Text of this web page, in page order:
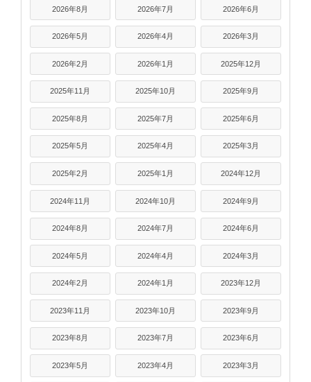
2026年8月 2026年7月 2026年6月
2026年5月 2026年4月 2026年3月
2026年2月 2026年1月 2025年12月
2025年11月 2025年10月 2025年9月
2025年8月 2025年7月 2025年6月
2025年5月 2025年4月 2025年3月
2025年2月 2025年1月 2024年12月
2024年11月 2024年10月 2024年9月
2024年8月 2024年7月 2024年6月
2024年5月 2024年4月 2024年3月
2024年2月 2024年1月 2023年12月
2023年11月 2023年10月 2023年9月
2023年8月 2023年7月 2023年6月
2023年5月 2023年4月 2023年3月